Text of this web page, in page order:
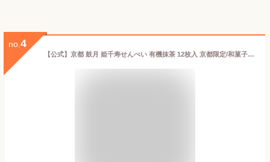
no. 4
【公式】京都 鼓月 姫千寿せんべい 有機抹茶 12枚入 京都限定/和菓子 京都 お菓子 内祝い お返し 入学祝い 老舗 お取り寄せ お配り お祝い お礼 出産 結婚祝い ホワイトデー ギフト プチギフト 贈り物 ご自宅用 抹茶 宇治 お土産【エントリーでUP!】